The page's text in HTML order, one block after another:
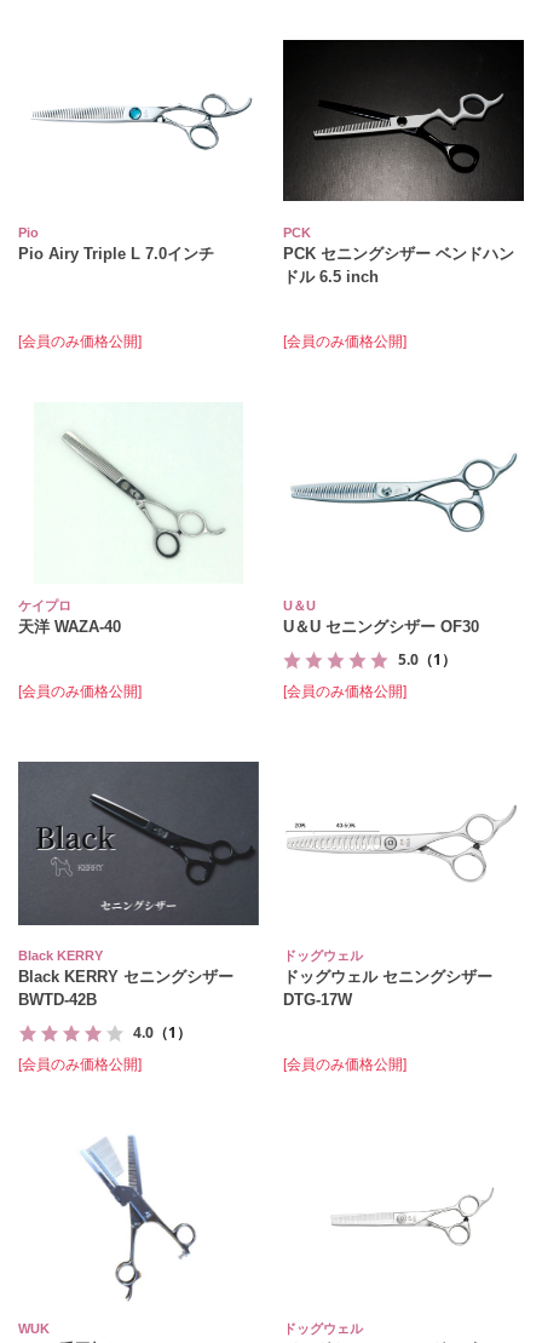
Pio
Pio Airy Triple L 7.0インチ
[会員のみ価格公開]
PCK
PCK セニングシザー ベンドハン
ドル 6.5 inch
[会員のみ価格公開]
ケイプロ
天洋 WAZA-40
[会員のみ価格公開]
U＆U
U＆U セニングシザー OF30
5.0 （1）
[会員のみ価格公開]
Black KERRY
Black KERRY セニングシザー
BWTD-42B
4.0 （1）
[会員のみ価格公開]
ドッグウェル
ドッグウェル セニングシザー
DTG-17W
[会員のみ価格公開]
WUK ドッグウェル